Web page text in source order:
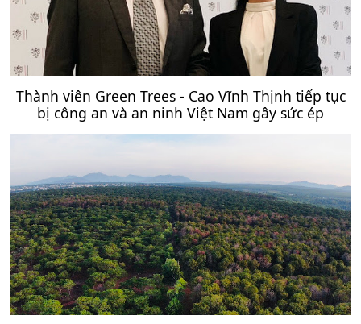
Thành viên Green Trees - Cao Vĩnh Thịnh tiếp tục
bị công an và an ninh Việt Nam gây sức ép